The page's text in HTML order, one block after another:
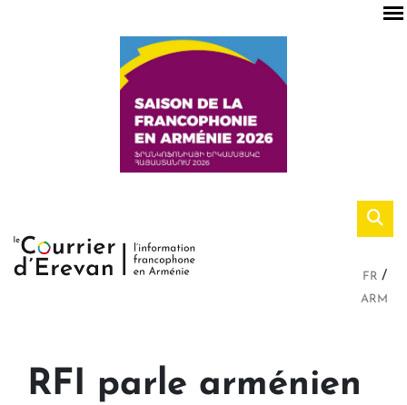
FR
ARM
RFI parle arménien